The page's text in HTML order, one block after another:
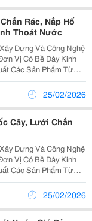
Rác, Nắp Hố
Thoát Nước
Dựng Và Công Nghệ
Vị Có Bề Dày Kinh
Các Sản Phẩm Từ
Bể Cáp, Nắp Hố Ga,
Cho Các Công Trình
25/02/2026
Cây, Lưới Chắn
Dựng Và Công Nghệ
Vị Có Bề Dày Kinh
Các Sản Phẩm Từ
Bể Cáp, Nắp Hố Ga,
Cho Các Công Trình
25/02/2026